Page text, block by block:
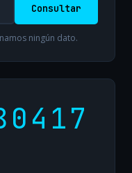
Consultar
ningún dato.